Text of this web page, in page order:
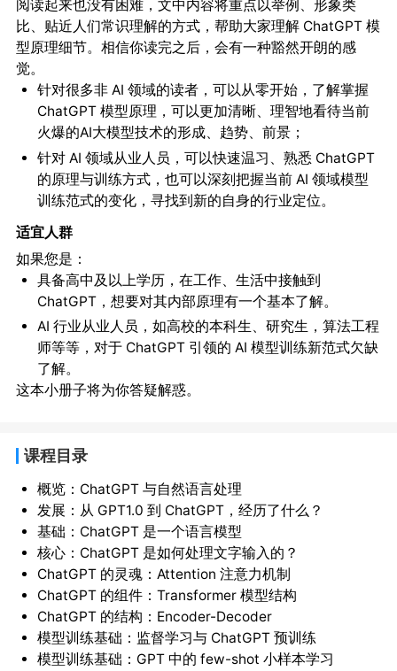
阅读起来也没有困难，文中内容将重点以举例、形象类
比、贴近人们常识理解的方式，帮助大家理解 ChatGPT 模
型原理细节。相信你读完之后，会有一种豁然开朗的感
觉。
针对很多非 AI 领域的读者，可以从零开始，了解掌握
ChatGPT 模型原理，可以更加清晰、理智地看待当前
火爆的AI大模型技术的形成、趋势、前景；
针对 AI 领域从业人员，可以快速温习、熟悉 ChatGPT
的原理与训练方式，也可以深刻把握当前 AI 领域模型
训练范式的变化，寻找到新的自身的行业定位。
适宜人群
如果您是：
具备高中及以上学历，在工作、生活中接触到
ChatGPT，想要对其内部原理有一个基本了解。
AI 行业从业人员，如高校的本科生、研究生，算法工程
师等等，对于 ChatGPT 引领的 AI 模型训练新范式欠缺
了解。
这本小册子将为你答疑解惑。
课程目录
概览：ChatGPT 与自然语言处理
发展：从 GPT1.0 到 ChatGPT，经历了什么？
基础：ChatGPT 是一个语言模型
核心：ChatGPT 是如何处理文字输入的？
ChatGPT 的灵魂：Attention 注意力机制
ChatGPT 的组件：Transformer 模型结构
ChatGPT 的结构：Encoder-Decoder
模型训练基础：监督学习与 ChatGPT 预训练
模型训练基础：GPT 中的 few-shot 小样本学习